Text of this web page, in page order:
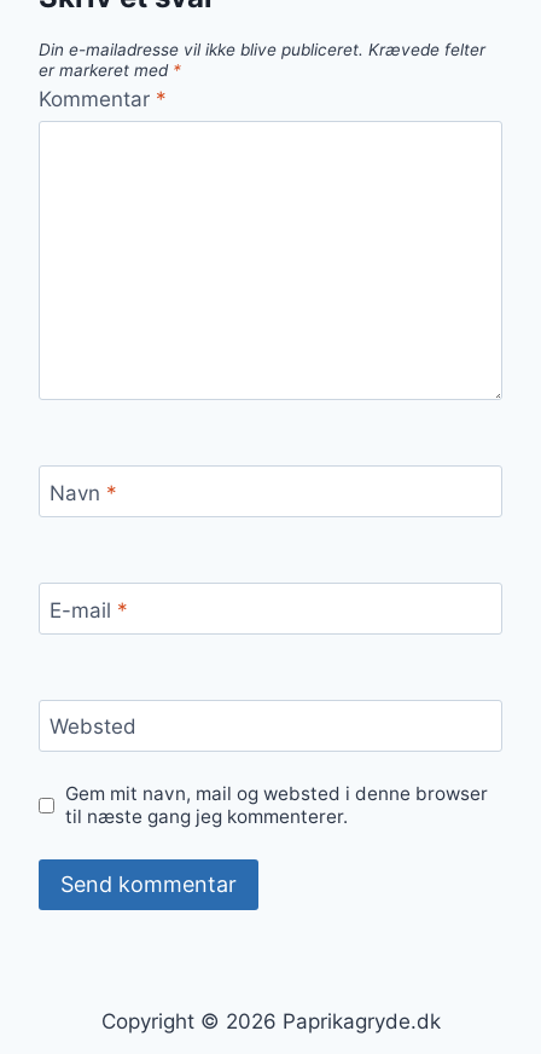
Din e-mailadresse vil ikke blive publiceret. Krævede felter
er markeret med *
Kommentar *
Navn *
E-mail *
Websted
Gem mit navn, mail og websted i denne browser
til næste gang jeg kommenterer.
Copyright © 2026 Paprikagryde.dk